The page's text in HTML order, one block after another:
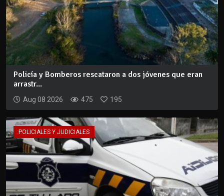
Policía y Bomberos rescataron a dos jóvenes que eran
arrastr...
Aug 08 2026 475 195
POLICIALES Y JUDICIALES